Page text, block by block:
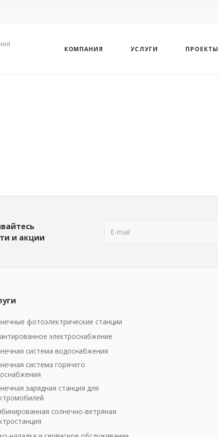
КОМПАНИЯ УСЛУГИ ПРОЕКТЫ
и акции
фотоэлектрические станции
электроснабжение
система водоснабжения
система горячего
зарядная станция для
солнечно-ветряная